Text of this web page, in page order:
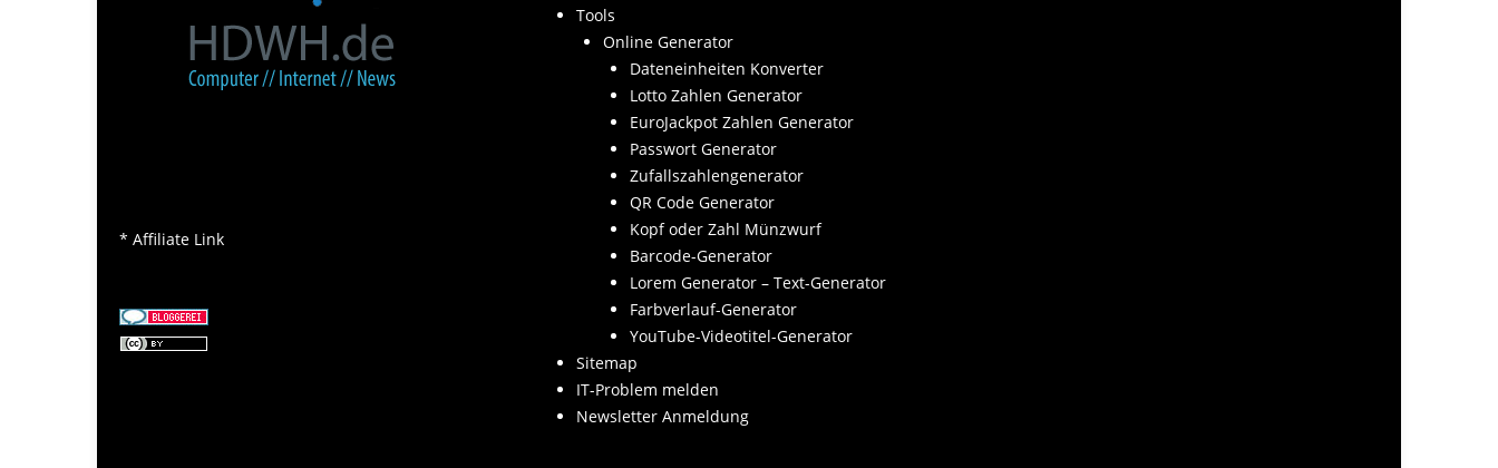
* Affiliate Link
Tools
Online Generator
Dateneinheiten Konverter
Lotto Zahlen Generator
EuroJackpot Zahlen Generator
Passwort Generator
Zufallszahlengenerator
QR Code Generator
Kopf oder Zahl Münzwurf
Barcode-Generator
Lorem Generator – Text-Generator
Farbverlauf-Generator
YouTube-Videotitel-Generator
Sitemap
IT-Problem melden
Newsletter Anmeldung